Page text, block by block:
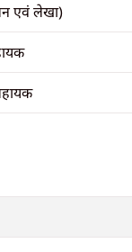
एवं लेखा)